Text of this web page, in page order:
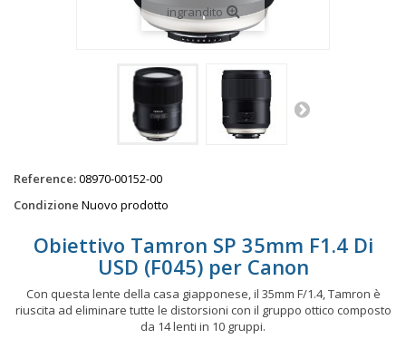
ingrandito
Reference:08970-00152-00
Condizione Nuovo prodotto
Obiettivo Tamron SP 35mm F1.4 Di
USD (F045) per Canon
Con questa lente della casa giapponese, il 35mm F/1.4, Tamron è
riuscita ad eliminare tutte le distorsioni con il gruppo ottico composto
da 14 lenti in 10 gruppi.